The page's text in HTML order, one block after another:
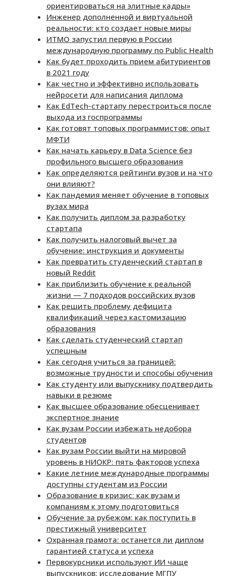
ориентироваться на элитные кадры»
Инженер дополненной и виртуальной
реальности: кто создает новые миры
ИТМО запустил первую в России
международную программу по Public Health
Как будет проходить прием абитуриентов
в 2021 году
Как честно и эффективно использовать
нейросети для написания диплома
Как EdTech-стартапу перестроиться после
выхода из госпрограммы
Как готовят топовых программистов: опыт
МФТИ
Как начать карьеру в Data Science без
профильного высшего образования
Как определяются рейтинги вузов и на что
они влияют?
Как пандемия меняет обучение в топовых
вузах мира
Как получить диплом за разработку
стартапа
Как получить налоговый вычет за
обучение: инструкция и документы
Как превратить студенческий стартап в
новый Reddit
Как приблизить обучение к реальной
жизни — 7 подходов российских вузов
Как решить проблему дефицита
квалификаций через кастомизацию
образования
Как сделать студенческий стартап
успешным
Как сегодня учиться за границей:
возможные трудности и способы обучения
Как студенту или выпускнику подтвердить
навыки в резюме
Как высшее образование обесценивает
экспертное знание
Как вузам России избежать недобора
студентов
Как вузам России выйти на мировой
уровень в НИОКР: пять факторов успеха
Какие летние международные программы
доступны студентам из России
Образование в кризис: как вузам и
компаниям к этому подготовиться
Обучение за рубежом: как поступить в
престижный университет
Охранная грамота: останется ли диплом
гарантией статуса и успеха
Первокурсники используют ИИ чаще
выпускников: исследование МГПУ